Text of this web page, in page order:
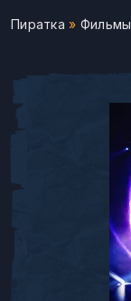
Пиратка » Фильмы